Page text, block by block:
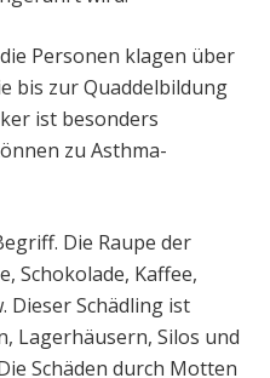
Personen klagen über
bis zur Quaddelbildung
ist besonders
zu Asthma-
Die Raupe der
Schokolade, Kaffee,
Dieser Schädling ist
Lagerhäusern, Silos und
Schäden durch Motten